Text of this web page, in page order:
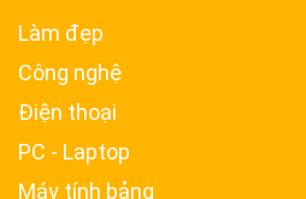
Làm đẹp
Công nghệ
Điện thoại
PC - Laptop
Máy tính bảng